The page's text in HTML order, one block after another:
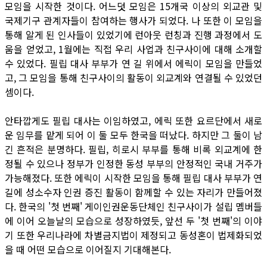
모임을 시작한 것이다. 어느덧 모임은 15개국 이상의 외교관 및
국제기구 관계자들이 참여하는 행사가 되었다. 나 또한 이 모임을
통해 알게 된 인사들이 있었기에 런아웃 런칭과 진행 과정에서 도
움을 얻었고, 1월에는 직접 우리 사업과 친구사이에 대해 소개할
수 있었다. 필립 대사 부부가 연 길 위에서 에릭이 모임을 만들었
고, 그 모임을 통해 친구사이의 활동이 외교계와 연결될 수 있었던
셈이다.
안타깝게도 필립 대사는 이임하였고, 에릭 또한 요르단에서 새로
운 임무를 맡게 되어 이 둘 모두 한국을 떠났다. 하지만 그 둘이 남
긴 흔적은 분명하다. 필립, 히로시 부부를 통해 비록 외교계에 한
정될 수 있으나 정부가 인정한 동성 부부의 안정적인 국내 거주가
가능해졌다. 또한 에릭이 시작한 모임을 통해 필립 대사 부부가 연
길에 성소수자 인권 증진 활동이 함께할 수 있는 자리가 만들어졌
다. 한국의 '첫 번째' 게이인권운동단체인 친구사이가 설립 멤버들
에 이어 오늘날의 모습으로 성장하였듯, 앞선 두 '첫 번째'의 이야
기 또한 우리나라에 차별금지법이 제정되고 동성혼이 법제화되었
을 때 어떤 모습으로 이어질지 기대해본다.